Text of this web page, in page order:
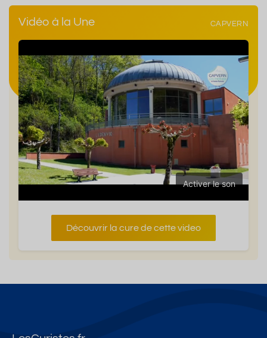
Vidéo à la Une CAPVERN
Activer le son
Découvrir la cure de cette video